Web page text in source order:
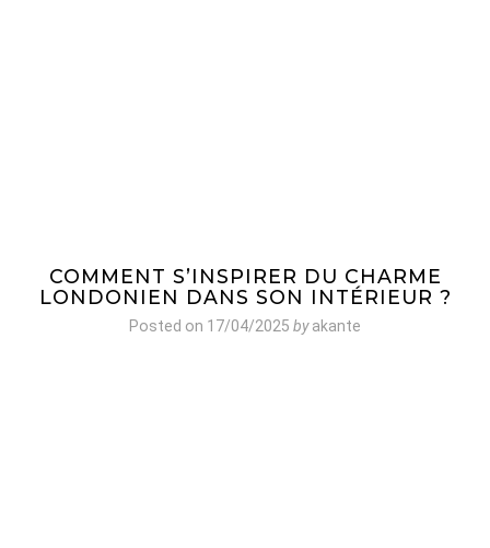
COMMENT S’INSPIRER DU CHARME
LONDONIEN DANS SON INTÉRIEUR ?
Posted on 17/04/2025 byakante